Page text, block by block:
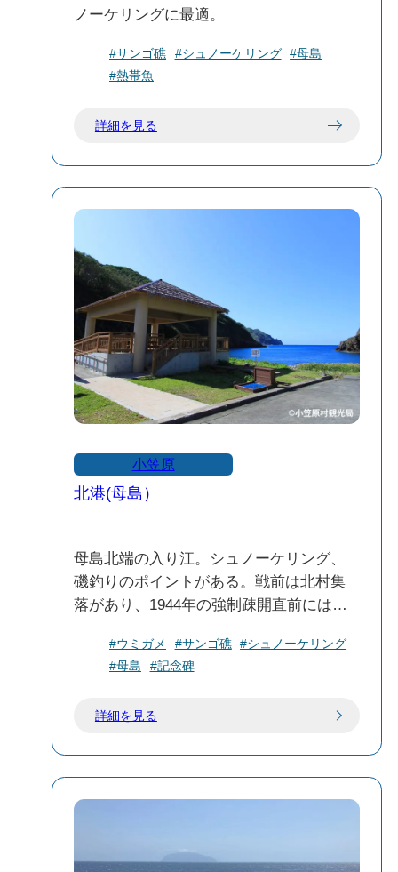
ノーケリングに最適。
#サンゴ礁 #シュノーケリング #母島
#熱帯魚
詳細を見る
小笠原
北港(母島）
母島北端の入り江。シュノーケリング、
磯釣りのポイントがある。戦前は北村集
落があり、1944年の強制疎開直前には約
三百九設営隊により建立された北港忠魂
碑（きたこうちゅうこんひ）がある。駐
り。
#ウミガメ #サンゴ礁 #シュノーケリング
#母島
#記念碑
詳細を見る